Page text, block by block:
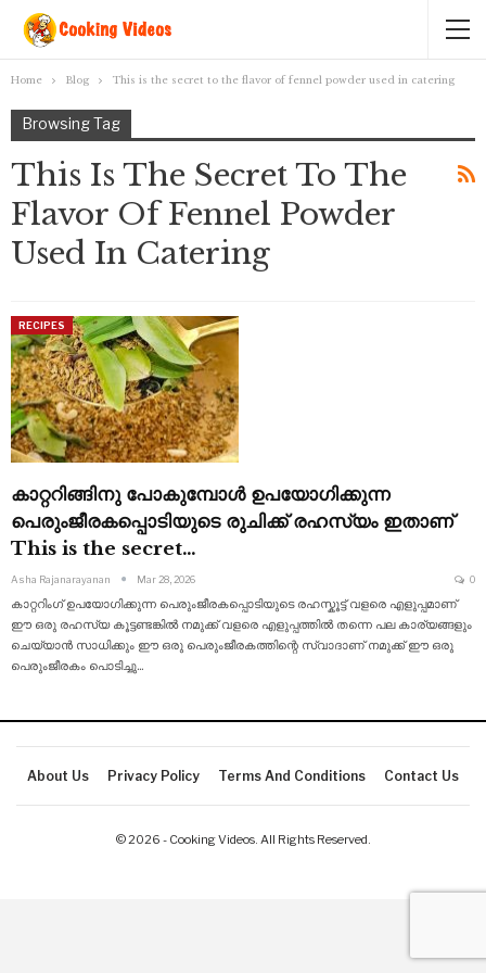
Home Blog This is the secret to the flavor of fennel powder used in catering
Browsing Tag
This Is The Secret To The
Flavor Of Fennel Powder
Used In Catering
RECIPES
കാറ്ററിങ്ങിനു പോകുമ്പോൾ ഉപയോഗിക്കുന്ന
പെരുംജീരകപ്പൊടിയുടെ രുചിക്ക് രഹസ്യം ഇതാണ്
This is the secret…
Asha Rajanarayanan Mar 28, 2026 0
കാറ്ററിംഗ് ഉപയോഗിക്കുന്ന പെരുംജീരകപ്പൊടിയുടെ രഹസ്കൂട്ട് വളരെ എളുപ്പമാണ്
ഈ ഒരു രഹസ്യ കൂട്ടണ്ടങ്കിൽ നമുക്ക് വളരെ എളുപ്പത്തിൽ തന്നെ പല കാര്യങ്ങളും
ചെയ്യാൻ സാധിക്കും ഈ ഒരു പെരുംജീരകത്തിന്റെ സ്വാദാണ് നമുക്ക് ഈ ഒരു
പെരുംജീരകം പൊടിച്ചു…
About Us Privacy Policy Terms And Conditions Contact Us
© 2026 - Cooking Videos. All Rights Reserved.